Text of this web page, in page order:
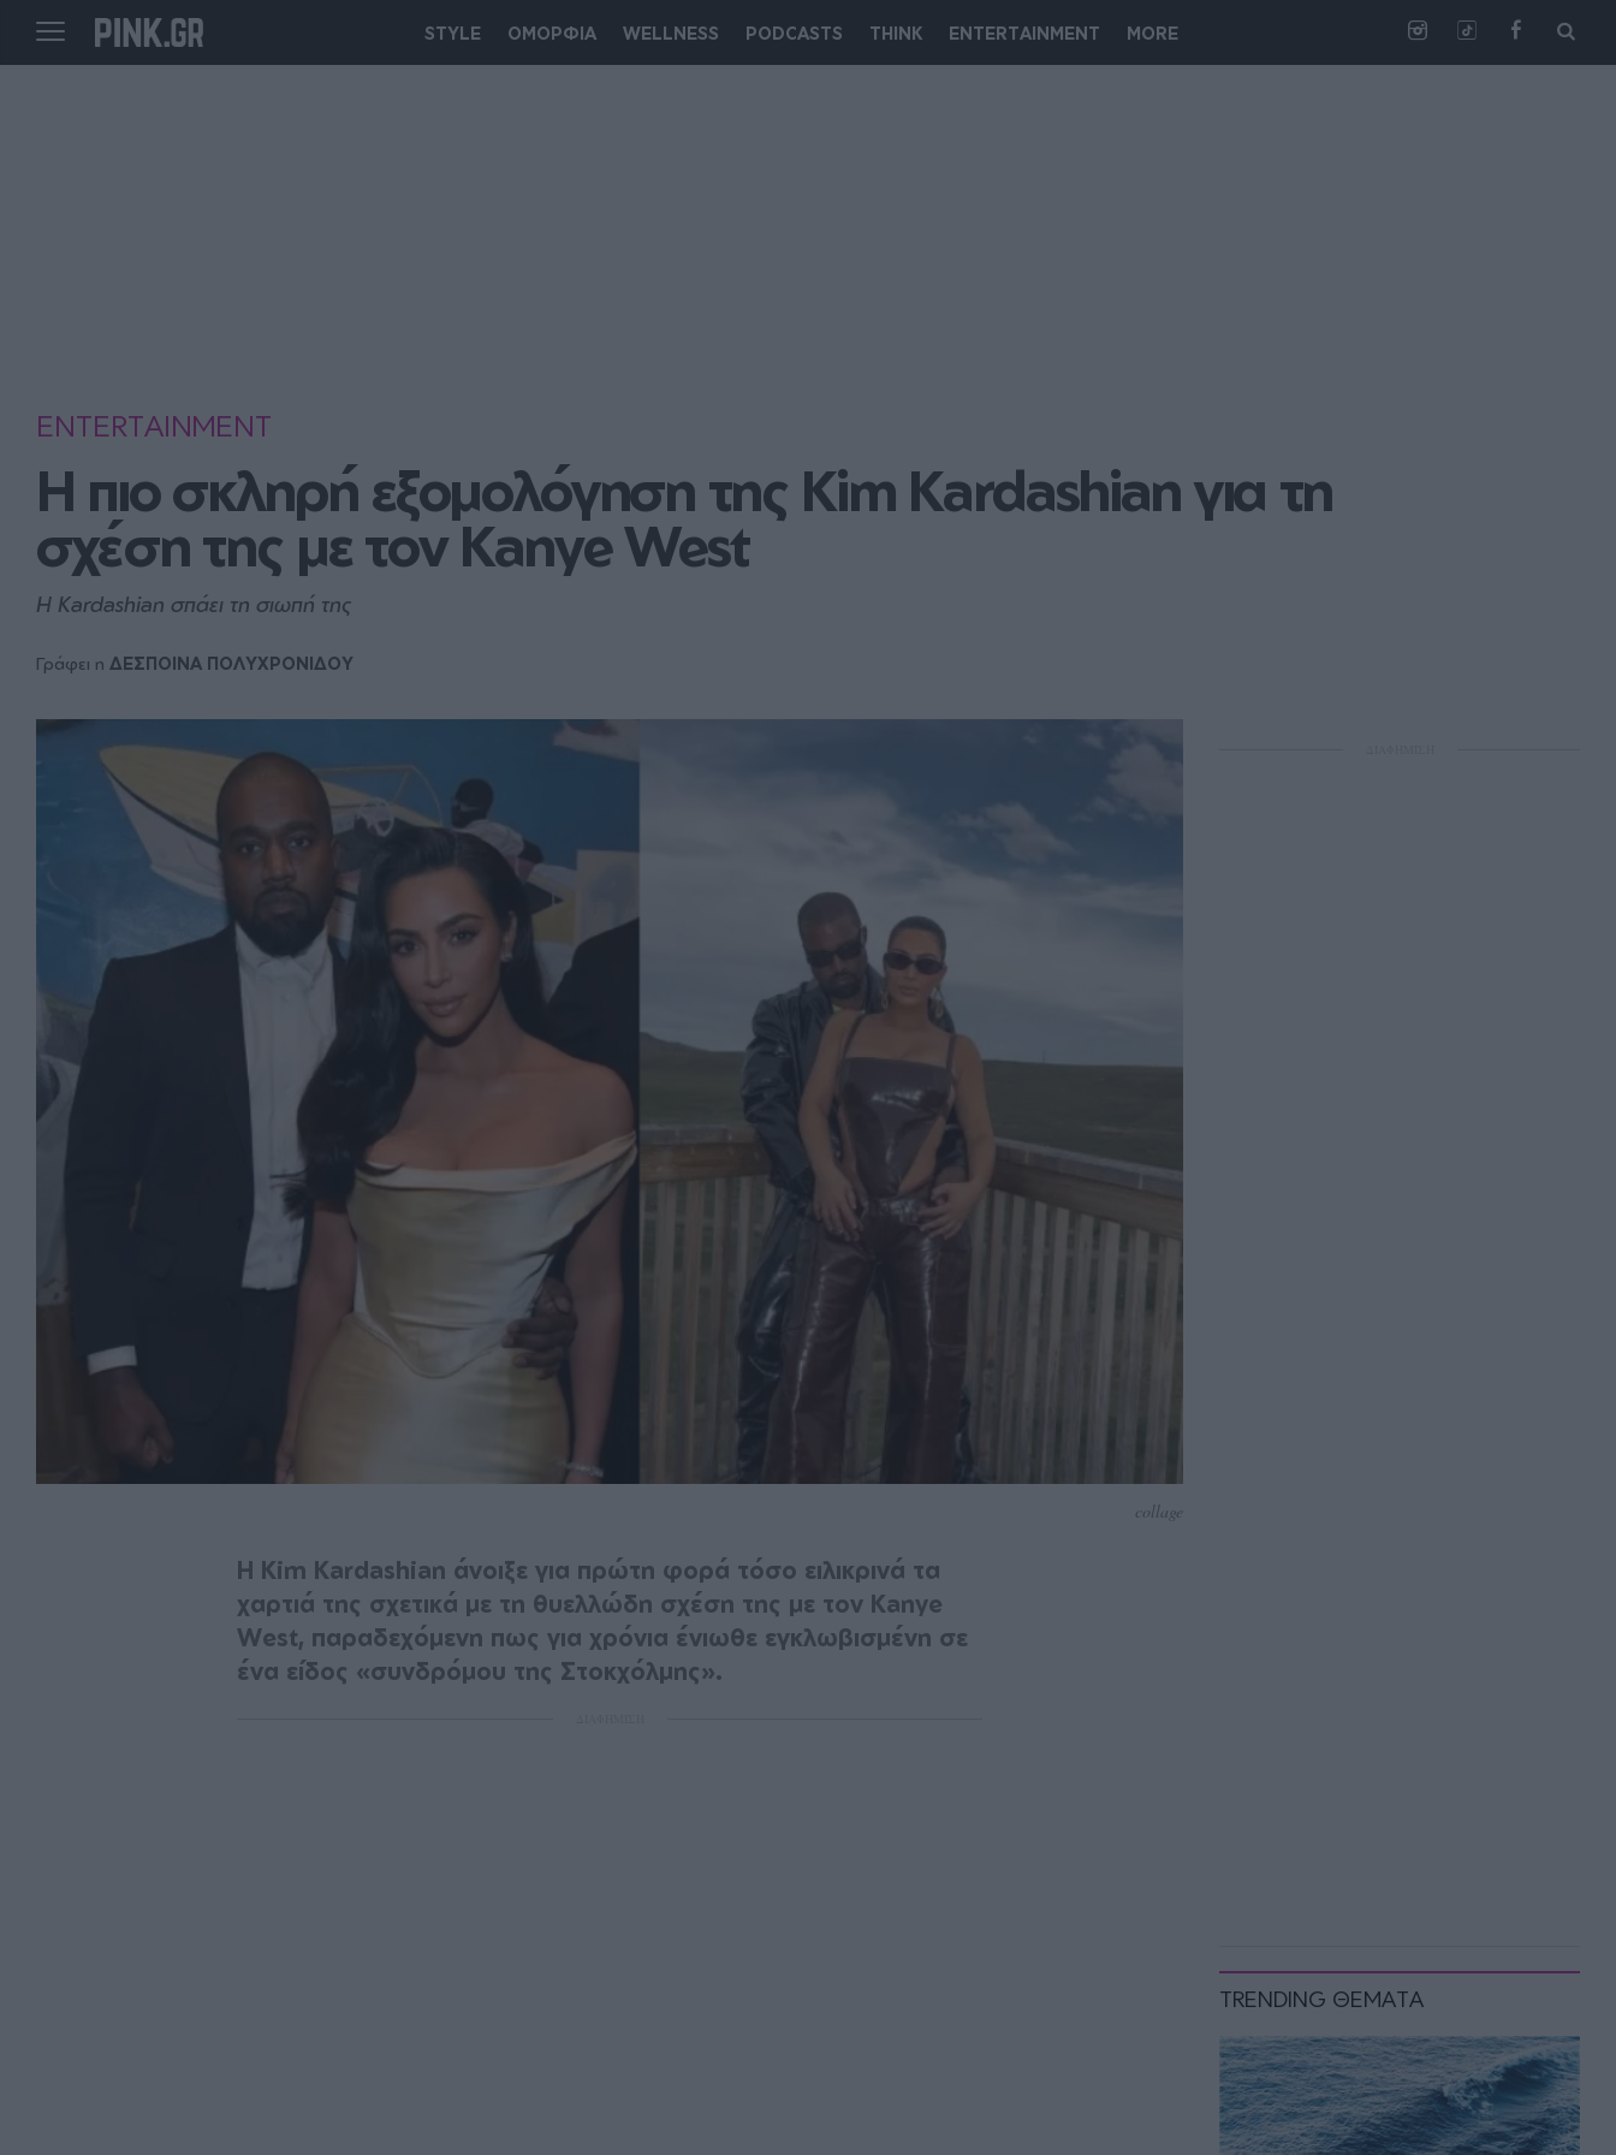
STYLE ΟΜΟΡΦΙΑ WELLNESS PODCASTS THINK ENTERTAINMENT MORE
ENTERTAINMENT
Η πιο σκληρή εξομολόγηση της Kim Kardashian για τη
σχέση της με τον Kanye West
Η Kardashian σπάει τη σιωπή της
Γράφει η ΔΕΣΠΟΙΝΑ ΠΟΛΥΧΡΟΝΙΔΟΥ
TRENDING ΘΕΜΑΤΑ
collage
Η Kim Kardashian άνοιξε για πρώτη φορά τόσο ειλικρινά τα
χαρτιά της σχετικά με τη θυελλώδη σχέση της με τον Kanye
West, παραδεχόμενη πως για χρόνια ένιωθε εγκλωβισμένη σε
ένα είδος «συνδρόμου της Στοκχόλμης».